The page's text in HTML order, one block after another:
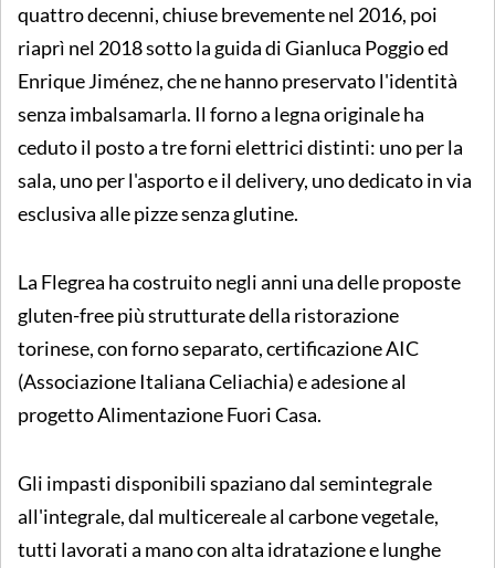
quattro decenni, chiuse brevemente nel 2016, poi
riaprì nel 2018 sotto la guida di Gianluca Poggio ed
Enrique Jiménez, che ne hanno preservato l'identità
senza imbalsamarla. Il forno a legna originale ha
ceduto il posto a tre forni elettrici distinti: uno per la
sala, uno per l'asporto e il delivery, uno dedicato in via
esclusiva alle pizze senza glutine.
La Flegrea ha costruito negli anni una delle proposte
gluten-free più strutturate della ristorazione
torinese, con forno separato, certificazione AIC
(Associazione Italiana Celiachia) e adesione al
progetto Alimentazione Fuori Casa.
Gli impasti disponibili spaziano dal semintegrale
all'integrale, dal multicereale al carbone vegetale,
tutti lavorati a mano con alta idratazione e lunghe